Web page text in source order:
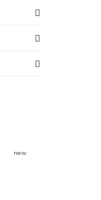
new